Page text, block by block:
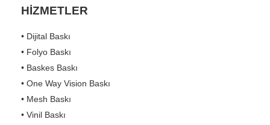
HİZMETLER
• Dijital Baskı
• Folyo Baskı
• Baskes Baskı
• One Way Vision Baskı
• Mesh Baskı
• Vinil Baskı